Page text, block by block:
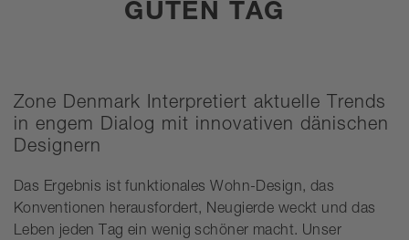
GUTEN TAG
Zone Denmark Interpretiert aktuelle Trends
in engem Dialog mit innovativen dänischen
Designern
Das Ergebnis ist funktionales Wohn-Design, das
Konventionen herausfordert, Neugierde weckt und das
Leben jeden Tag ein wenig schöner macht. Unser